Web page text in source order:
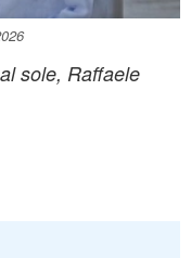
sole, Raffaele